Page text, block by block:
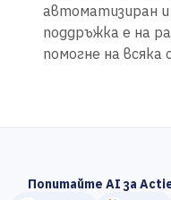
автоматизиран
поддръжка е на
помогне на всяка
Попитайте AI за